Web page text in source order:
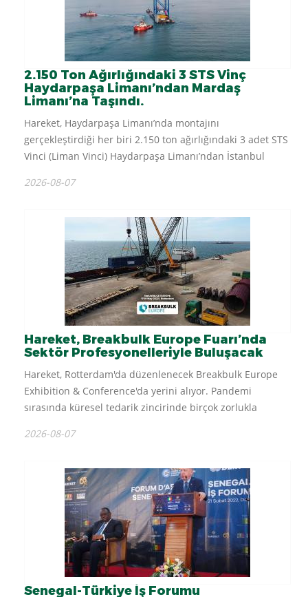
2.150 Ton Ağırlığındaki 3 STS Vinç
Haydarpaşa Limanı’ndan Mardaş
Limanı’na Taşındı.
Hareket, Haydarpaşa Limanı’nda montajını
gerçekleştirdiği her biri 2.150 ton ağırlığındaki 3 adet STS
Vinci (Liman Vinci) Haydarpaşa Limanı’ndan İstanbul
ağırlığında, 90 metre yüksekliğinde 25...
2026-08-07
Hareket, Breakbulk Europe Fuarı’nda
Sektör Profesyonelleriyle Buluşacak
Hareket, Rotterdam'da düzenlenecek Breakbulk Europe
Exhibition & Conference'da yerini alıyor. Pandemi
sırasında küresel tedarik zincirinde birçok zorlukla
bilgi alışverişinde bulunmak ve endüstrinin...
2026-08-07
Senegal-Türkiye İş Forumu